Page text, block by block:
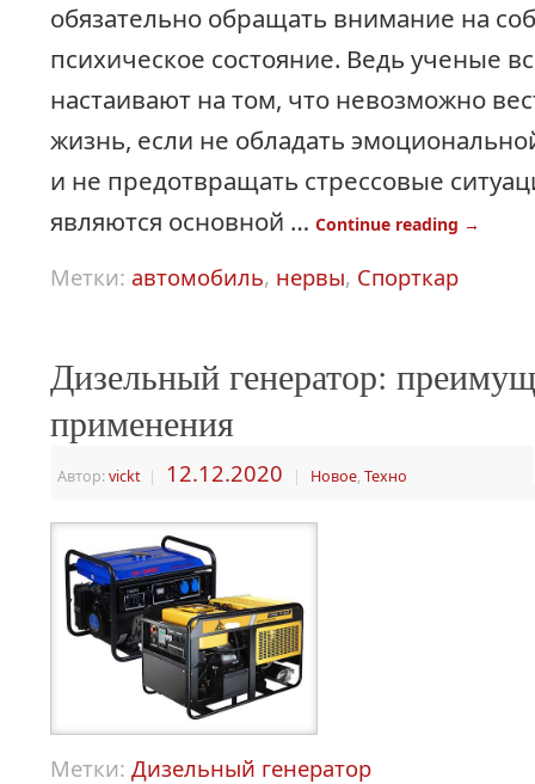
обязательно обращать внимание на
психическое состояние. Ведь ученые
настаивают на том, что невозможно
жизнь, если не обладать
и не предотвращать стрессовые
являются основной … Continue reading →
Метки: автомобиль, нервы, Спорткар
Дизельный генератор:
применения
Автор:vickt | 12.12.2020 | Новое, Техно
Метки: Дизельный генератор